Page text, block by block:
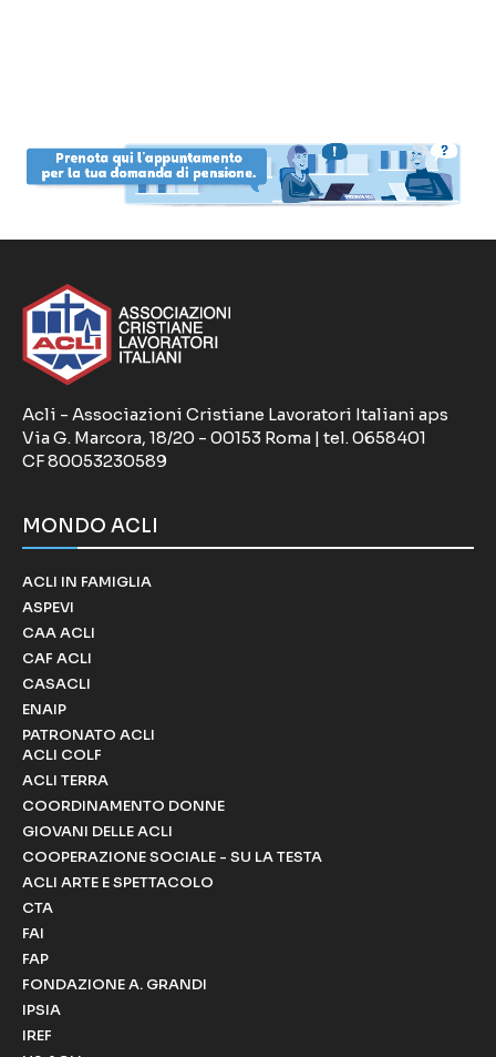
Acli - Associazioni Cristiane Lavoratori Italiani aps
Via G. Marcora, 18/20 - 00153 Roma | tel. 0658401
CF 80053230589
MONDO ACLI
ACLI IN FAMIGLIA
ASPEVI
CAA ACLI
CAF ACLI
CASACLI
ENAIP
PATRONATO ACLI
ACLI COLF
ACLI TERRA
COORDINAMENTO DONNE
GIOVANI DELLE ACLI
COOPERAZIONE SOCIALE - SU LA TESTA
ACLI ARTE E SPETTACOLO
CTA
FAI
FAP
FONDAZIONE A. GRANDI
IPSIA
IREF